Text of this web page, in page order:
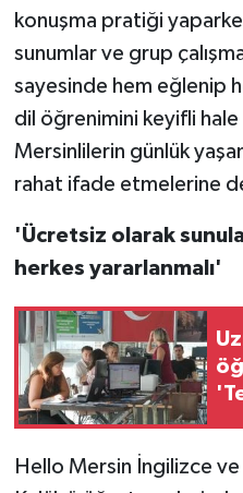
konuşma pratiği
sunumlar ve grup
sayesinde hem eğlenip
dil öğrenimini keyifli
Mersinlilerin günlük
rahat ifade etmelerine
'Ücretsiz olarak
herkes yararlanmalı'
Hello Mersin İngilizce